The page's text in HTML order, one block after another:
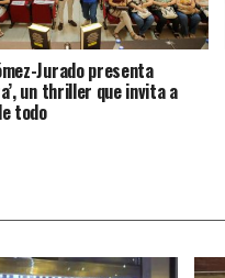
Jurado presenta
un thriller que invita a
todo